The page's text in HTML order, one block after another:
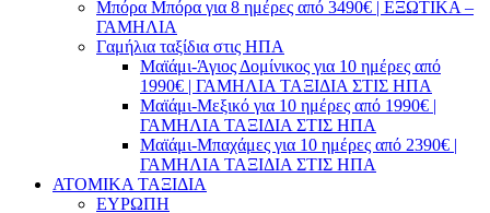
Μπόρα Μπόρα για 8 ημέρες από 3490€ | ΕΞΩΤΙΚΑ –
ΓΑΜΗΛΙΑ
Γαμήλια ταξίδια στις ΗΠΑ
Μαϊάμι-Άγιος Δομίνικος για 10 ημέρες από
1990€ | ΓΑΜΗΛΙΑ ΤΑΞΙΔΙΑ ΣΤΙΣ ΗΠΑ
Μαϊάμι-Μεξικό για 10 ημέρες από 1990€ |
ΓΑΜΗΛΙΑ ΤΑΞΙΔΙΑ ΣΤΙΣ ΗΠΑ
Μαϊάμι-Μπαχάμες για 10 ημέρες από 2390€ |
ΓΑΜΗΛΙΑ ΤΑΞΙΔΙΑ ΣΤΙΣ ΗΠΑ
ΑΤΟΜΙΚΑ ΤΑΞΙΔΙΑ
ΕΥΡΩΠΗ